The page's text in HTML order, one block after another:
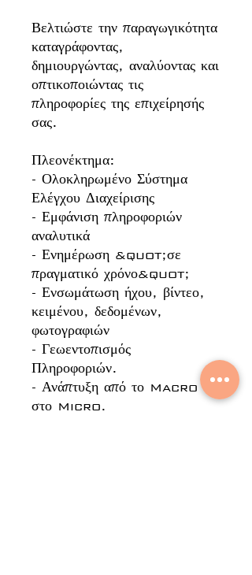
Βελτιώστε την παραγωγικότητα
καταγράφοντας,
δημιουργώντας, αναλύοντας και
οπτικοποιώντας τις
πληροφορίες της επιχείρησής
σας.
Πλεονέκτημα:
- Ολοκληρωμένο Σύστημα
Ελέγχου Διαχείρισης
- Εμφάνιση πληροφοριών
αναλυτικά
- Ενημέρωση &quot;σε
πραγματικό χρόνο&quot;
- Ενσωμάτωση ήχου, βίντεο,
κειμένου, δεδομένων,
φωτογραφιών
- Γεωεντοπισμός
Πληροφοριών.
- Ανάπτυξη από το Macro
στο Micro.